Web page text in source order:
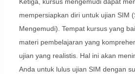
mempersiapkan diri untuk ujian SIM
Mengemudi). Tempat kursus yang
materi pembelajaran yang
ujian yang realistis. Hal ini akan
Anda untuk lulus ujian SIM dengan